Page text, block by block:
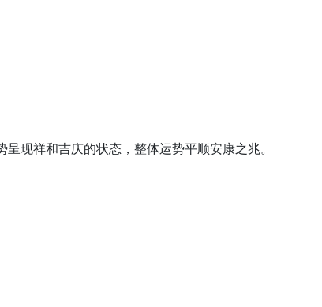
现祥和吉庆的状态，整体运势平顺安康之兆。